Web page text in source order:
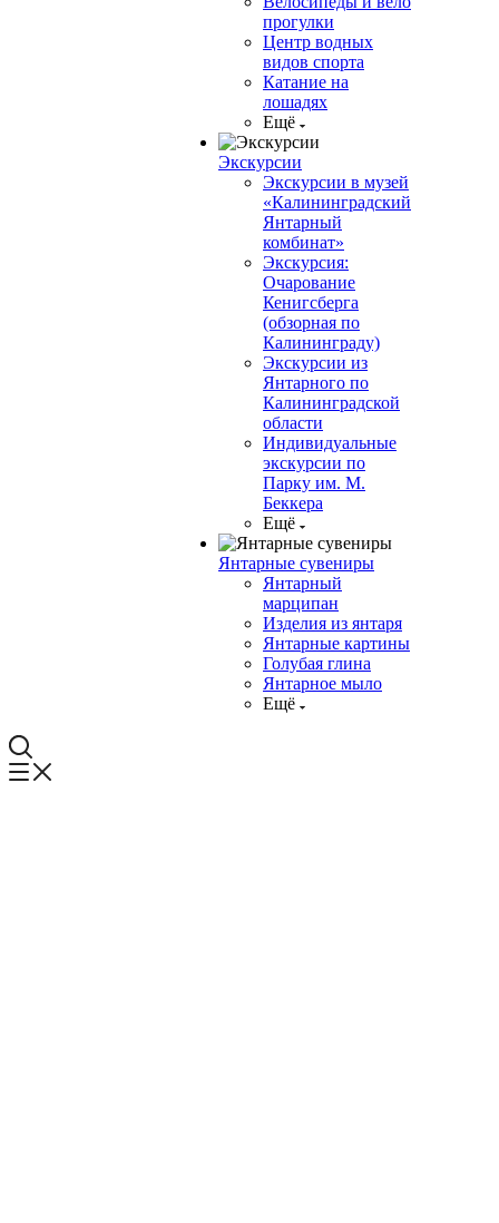
прогулки
Центр водных
видов спорта
Катание на
лошадях
Ещё
Экскурсии
Экскурсии в музей
«Калининградский
Янтарный
комбинат»
Экскурсия:
Очарование
Кенигсберга
(обзорная по
Калининграду)
Экскурсии из
Янтарного по
Калининградской
области
Индивидуальные
экскурсии по
Парку им. М.
Беккера
Ещё
Янтарные сувениры
Янтарный
марципан
Изделия из янтаря
Янтарные картины
Голубая глина
Янтарное мыло
Ещё